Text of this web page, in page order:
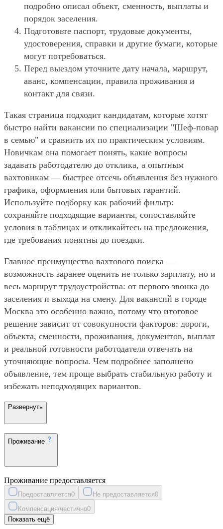
подробно описал объект, сменность, выплаты и
порядок заселения.
Подготовьте паспорт, трудовые документы,
удостоверения, справки и другие бумаги, которые
могут потребоваться.
Перед выездом уточните дату начала, маршрут,
аванс, компенсации, правила проживания и
контакт для связи.
Такая страница подходит кандидатам, которые хотят
быстро найти вакансии по специализации "Шеф-повар
в семью" и сравнить их по практическим условиям.
Новичкам она помогает понять, какие вопросы
задавать работодателю до отклика, а опытным
вахтовикам — быстрее отсечь объявления без нужного
графика, оформления или бытовых гарантий.
Используйте подборку как рабочий фильтр:
сохраняйте подходящие варианты, сопоставляйте
условия в таблицах и откликайтесь на предложения,
где требования понятны до поездки.
Главное преимущество вахтового поиска —
возможность заранее оценить не только зарплату, но и
весь маршрут трудоустройства: от первого звонка до
заселения и выхода на смену. Для вакансий в городе
Москва это особенно важно, потому что итоговое
решение зависит от совокупности факторов: дороги,
объекта, сменности, проживания, документов, выплат
и реальной готовности работодателя отвечать на
уточняющие вопросы. Чем подробнее заполнено
объявление, тем проще выбрать стабильную работу и
избежать неподходящих вариантов.
Развернуть
Проживание
Проживание предоставляется
Предоставляется0 Не предоставляется0
Компенсация/частично0
Показать ещё